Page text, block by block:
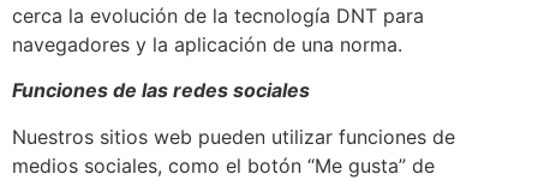
cerca la evolución de la tecnología DNT para
navegadores y la aplicación de una norma.
Funciones de las redes sociales
Nuestros sitios web pueden utilizar funciones de
medios sociales, como el botón “Me gusta” de